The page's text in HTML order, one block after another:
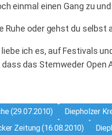
einmal einen Gang zu
oder gehst du selbst
ich es, auf Festivals
das Stemweder Open
(29.07.2010)
Diepholzer
Zeitung (16.08.2010)